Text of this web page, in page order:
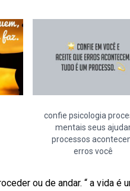
confie psicologia
mentais seus
processos
erros você
ou de andar. “ a vida é